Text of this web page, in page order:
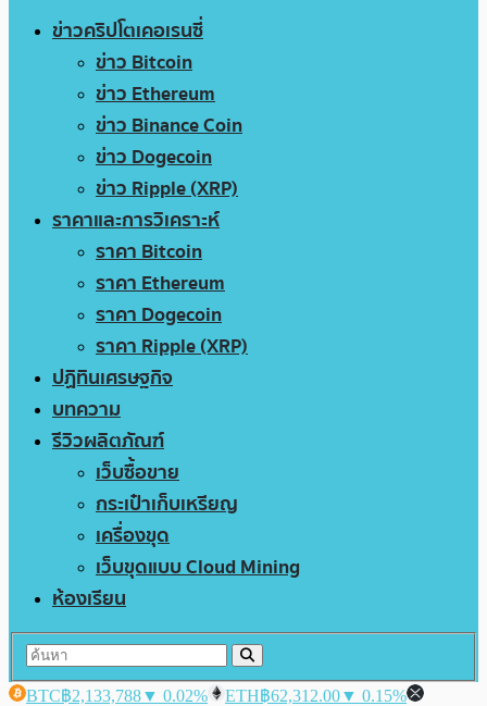
ข่าวคริปโตเคอเรนซี่
ข่าว Bitcoin
ข่าว Ethereum
ข่าว Binance Coin
ข่าว Dogecoin
ข่าว Ripple (XRP)
ราคาและการวิเคราะห์
ราคา Bitcoin
ราคา Ethereum
ราคา Dogecoin
ราคา Ripple (XRP)
ปฏิทินเศรษฐกิจ
บทความ
รีวิวผลิตภัณฑ์
เว็บซื้อขาย
กระเป๋าเก็บเหรียญ
เครื่องขุด
เว็บขุดแบบ Cloud Mining
ห้องเรียน
BTC฿2,133,788▼ 0.02% ETH฿62,312.00▼ 0.15%